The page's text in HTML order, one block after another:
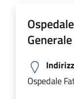
Generale
Ospedale